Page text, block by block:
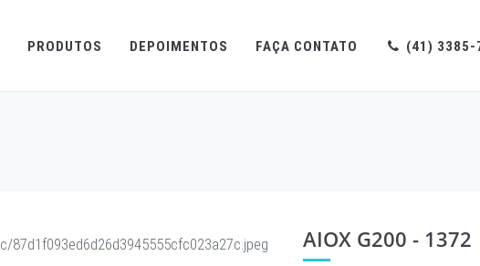
PRODUTOS DEPOIMENTOS FAÇA CONTATO (41) 3385-
AIOX G200 - 1372